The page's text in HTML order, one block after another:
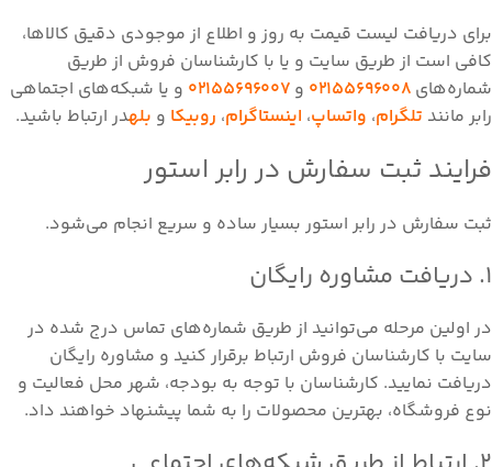
برای دریافت لیست قیمت به روز و اطلاع از موجودی دقیق کالاها،
کافی است از طریق سایت و یا با کارشناسان فروش از طریق
شما‌ره‌های 02155696008 و 02155696007 و یا شبکه‌های اجتماهی
رابر مانند تلگرام، واتساپ، اینستاگرام، روبیکا و بلهدر ارتباط باشید.
فرایند ثبت سفارش در رابر استور
ثبت سفارش در رابر استور بسیار ساده و سریع انجام می‌شود.
۱. دریافت مشاوره رایگان
در اولین مرحله می‌توانید از طریق شماره‌های تماس درج شده در
سایت با کارشناسان فروش ارتباط برقرار کنید و مشاوره رایگان
دریافت نمایید. کارشناسان با توجه به بودجه، شهر محل فعالیت و
نوع فروشگاه، بهترین محصولات را به شما پیشنهاد خواهند داد.